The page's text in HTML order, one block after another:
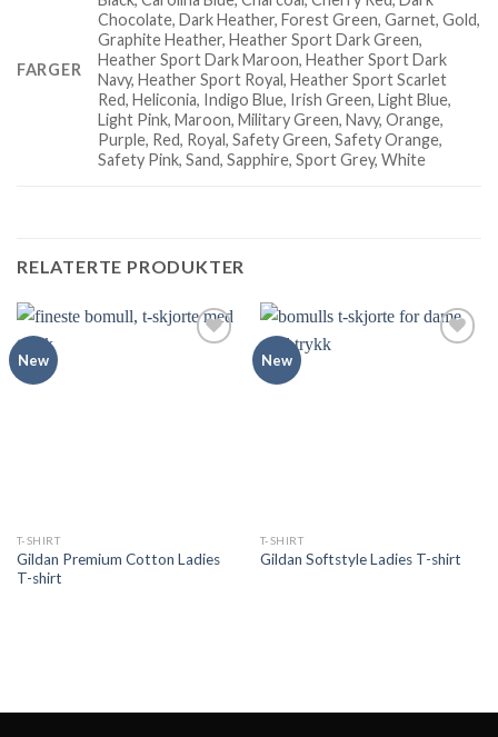
FARGER
Chocolate, Dark Heather, Forest Green, Garnet, Gold,
Graphite Heather, Heather Sport Dark Green,
Heather Sport Dark Maroon, Heather Sport Dark
Navy, Heather Sport Royal, Heather Sport Scarlet
Red, Heliconia, Indigo Blue, Irish Green, Light Blue,
Light Pink, Maroon, Military Green, Navy, Orange,
Purple, Red, Royal, Safety Green, Safety Orange,
Safety Pink, Sand, Sapphire, Sport Grey, White
RELATERTE PRODUKTER
New
T-SHIRT
Gildan Premium Cotton Ladies
T-shirt
New
T-SHIRT
Gildan Softstyle Ladies T-shirt